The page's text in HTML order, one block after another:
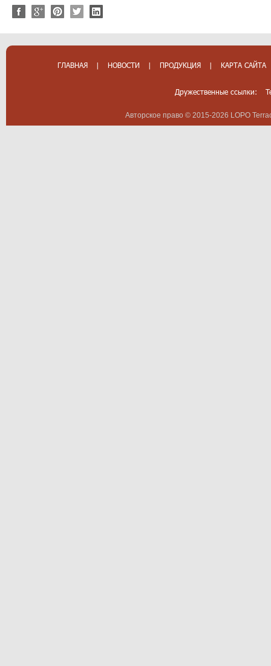
ГЛАВНАЯ | НОВОСТИ | ПРОДУКЦИЯ | КАРТА САЙТА
Дружественные ссылки:
Авторское право © 2015-2026 LOPO